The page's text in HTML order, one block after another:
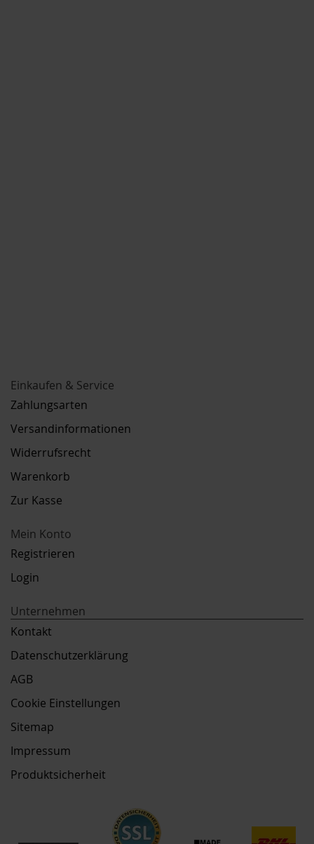
Einkaufen & Service
Zahlungsarten
Versandinformationen
Widerrufsrecht
Warenkorb
Zur Kasse
Mein Konto
Registrieren
Login
Unternehmen
Kontakt
Datenschutzerklärung
AGB
Cookie Einstellungen
Sitemap
Impressum
Produktsicherheit